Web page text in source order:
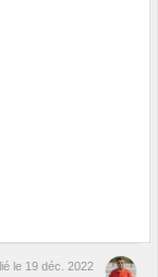
le 19 déc. 2022